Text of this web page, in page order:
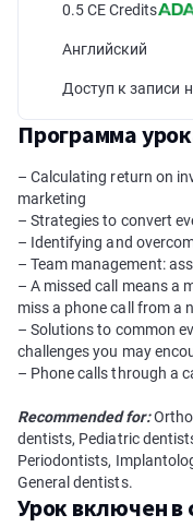
0.5 CE Credits
Английский
Доступ к записи
Программа
– Calculating return on
marketing
– Strategies to convert
– Identifying and
– Team management:
– A missed call means a
miss a phone call from a
– Solutions to common
challenges you may
– Phone calls through a
Recommended for:
dentists, Pediatric
Periodontists,
General dentists.
Урок включен